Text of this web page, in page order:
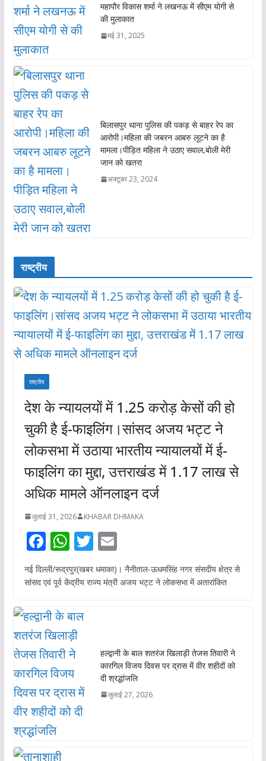
महापौर विकास शर्मा ने लखनऊ में सीएम योगी से
की मुलाकात
मई 31, 2025
बिलासपुर थाना पुलिस की पकड़ से बाहर रेप का
आरोपी।महिला की जबरन आबरु लूटने का है
मामला।पीड़ित महिला ने उठाए सवाल,बोली मेरी
जान को खतरा
अक्टूबर 23, 2024
राष्ट्रीय
राष्ट्रीय
देश के न्यायलयों में 1.25 करोड़ केसों की हो
चुकी है ई-फाइलिंग।सांसद अजय भट्ट ने
लोकसभा में उठाया भारतीय न्यायालयों में ई-
फाइलिंग का मुद्दा, उत्तराखंड में 1.17 लाख से
अधिक मामले ऑनलाइन दर्ज
जुलाई 31, 2026 KHABAR DHMAKA
F
ac
e
o
o
k
W
h
at
A
p
p
T
w
itt
E
m
ai
नई दिल्ली/रूद्रपुर(खबर धमाका)। नैनीताल-ऊधमसिंह नगर संसदीय क्षेत्र से
सांसद एवं पूर्व केंद्रीय राज्य मंत्री अजय भट्ट ने लोकसभा में अतारांकित
हल्द्वानी के बाल शतरंज खिलाड़ी तेजस तिवारी ने
कारगिल विजय दिवस पर द्रास में वीर शहीदों को
दी श्रद्धांजलि
जुलाई 27, 2026